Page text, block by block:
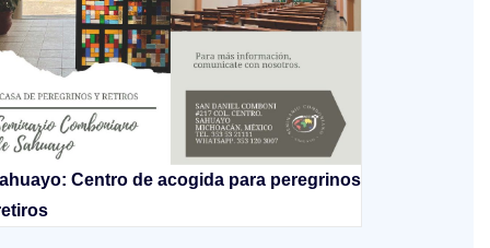
Centro de acogida para peregrinos